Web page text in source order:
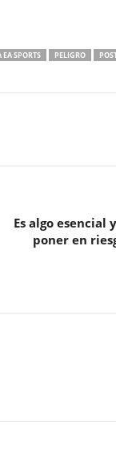
EA SPORTS PELIGRO
Es algo esencial
poner en